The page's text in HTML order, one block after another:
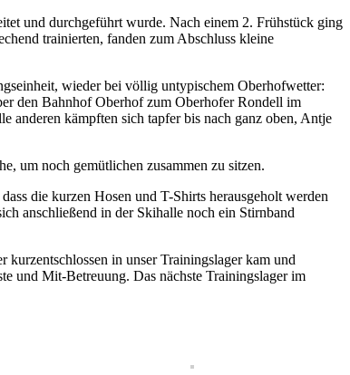
und durchgeführt wurde. Nach einem 2. Frühstück ging
trainierten, fanden zum Abschluss kleine
wieder bei völlig untypischem Oberhofwetter:
den Bahnhof Oberhof zum Oberhofer Rondell im
anderen kämpften sich tapfer bis nach ganz oben, Antje
um noch gemütlichen zusammen zu sitzen.
die kurzen Hosen und T-Shirts herausgeholt werden
anschließend in der Skihalle noch ein Stirnband
in unser Trainingslager kam und
und Mit-Betreuung. Das nächste Trainingslager im